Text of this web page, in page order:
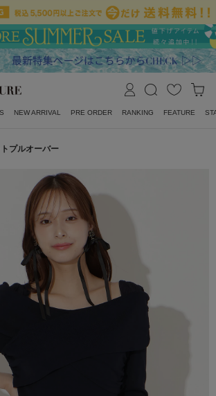
NEW ARRIVAL PRE ORDER RANKING FEATURE
プルオーバー